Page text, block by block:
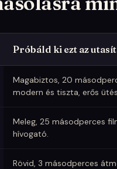
Próbáld ki ezt az
Magabiztos, 20
modern és tiszta, erős
Meleg, 25 másodperces
hívogató.
Rövid, 3 másodperces